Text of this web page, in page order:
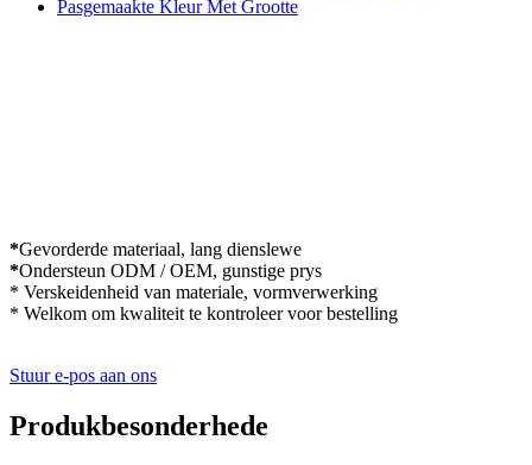
*Gevorderde materiaal, lang dienslewe
*Ondersteun ODM / OEM, gunstige prys
* Verskeidenheid van materiale, vormverwerking
* Welkom om kwaliteit te kontroleer voor bestelling
Stuur e-pos aan ons
Produkbesonderhede